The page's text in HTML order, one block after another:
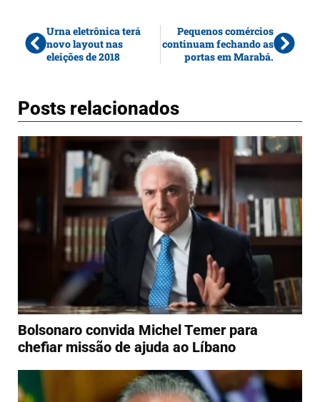
Urna eletrônica terá
novo layout nas
eleições de 2018
Pequenos comércios
continuam fechando as
portas em Marabá.
Posts relacionados
Bolsonaro convida Michel Temer para
chefiar missão de ajuda ao Líbano